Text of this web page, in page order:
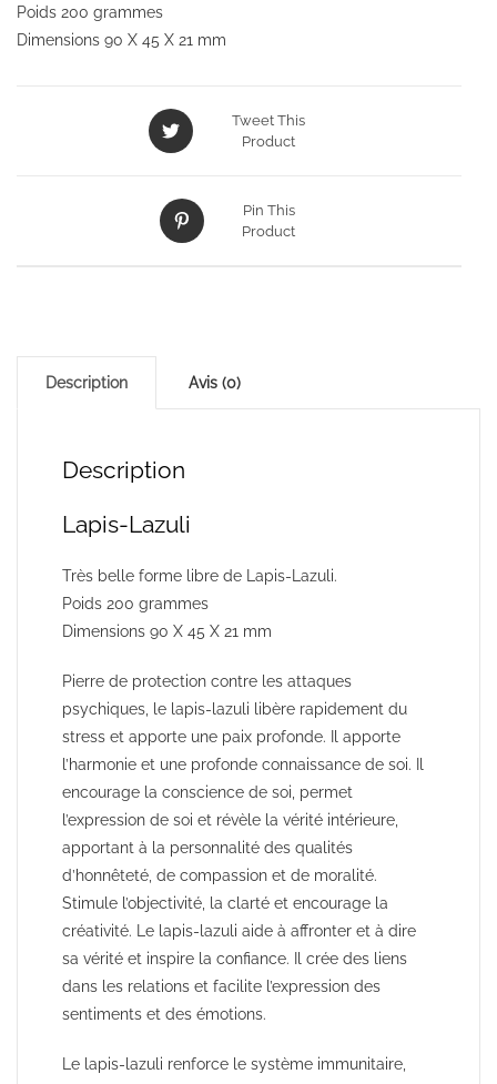
Poids 200 grammes
Dimensions 90 X 45 X 21 mm
Tweet This
Product
Pin This
Product
Description Avis (0)
Description
Lapis-Lazuli
Très belle forme libre de Lapis-Lazuli.
Poids 200 grammes
Dimensions 90 X 45 X 21 mm
Pierre de protection contre les attaques
psychiques, le lapis-lazuli libère rapidement du
stress et apporte une paix profonde. Il apporte
l’harmonie et une profonde connaissance de soi. Il
encourage la conscience de soi, permet
l’expression de soi et révèle la vérité intérieure,
apportant à la personnalité des qualités
d’honnêteté, de compassion et de moralité.
Stimule l’objectivité, la clarté et encourage la
créativité. Le lapis-lazuli aide à affronter et à dire
sa vérité et inspire la confiance. Il crée des liens
dans les relations et facilite l’expression des
sentiments et des émotions.
Le lapis-lazuli renforce le système immunitaire,